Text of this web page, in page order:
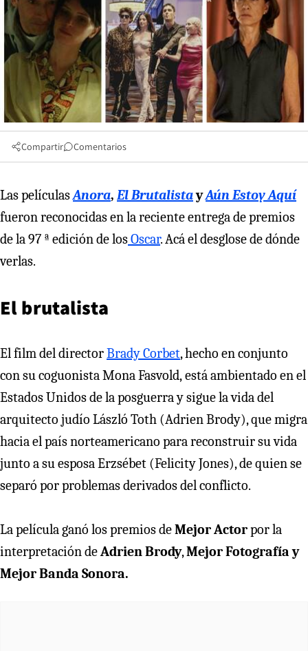
Compartir Comentarios
Las películasAnora, El BrutalistayAún Estoy Aquí
fueron reconocidas en la reciente entrega de premios
de la 97 ª edición de losOscar. Acá el desglose de dónde
verlas.
El brutalista
El film del directorBrady Corbet, hecho en conjunto
con su coguonista Mona Fasvold,está ambientado en el
Estados Unidos de la posguerra y sigue la vida del
arquitecto judío László Toth (Adrien Brody), que migra
hacia el país norteamericano para reconstruir su vida
junto a su esposa Erzsébet (Felicity Jones), de quien se
separó por problemas derivados del conflicto.
La película ganó los premios deMejor Actorpor la
interpretación deAdrien Brody,Mejor Fotografía y
Mejor Banda Sonora.